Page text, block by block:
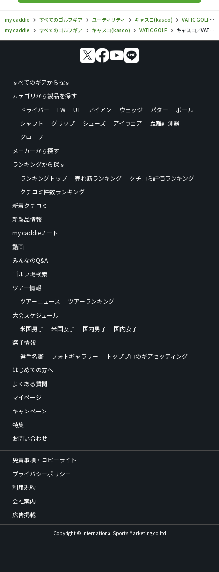
my caddie すべてのゴルフギア ユーティリティ キャスコ(kasco)
VATIC GOLF
my caddie
すべてのゴルフギア キャスコ(kasco) VATIC GOLF キャスコ／VATIC GOLF／Venero（ヴェネーロ）ハイブリッドの口コミ評価
すべてのギアから探す
カテゴリから製品を探す
ドライバー
FW UT アイアン ウェッジ パター
ボール
シャフト
グリップ シューズ アイウェア
距離計測器
グローブ
メーカーから探す
ランキングから探す
ランキングトップ
売れ筋ランキング
クチコミ評価ランキング
クチコミ件数ランキング
新着クチコミ
新製品情報
my caddieノート
動画
みんなのQ&A
ゴルフ場検索
ツアー情報
ツアーニュース
ツアーランキング
大会スケジュール
米国男子
米国女子 国内男子
国内女子
選手情報
選手名鑑
フォトギャラリー
トッププロのギアセッティング
はじめての方へ
よくある質問
マイページ
キャンペーン
特集
お問い合わせ
免責事項・コピーライト
プライバシーポリシー
利用規約
会社案内
広告掲載
Copyright © International Sports Marketing,co.ltd